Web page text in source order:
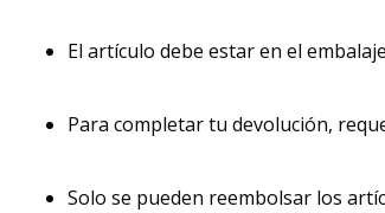
El artículo debe estar en el
Para completar tu devolución,
Solo se pueden reembolsar los